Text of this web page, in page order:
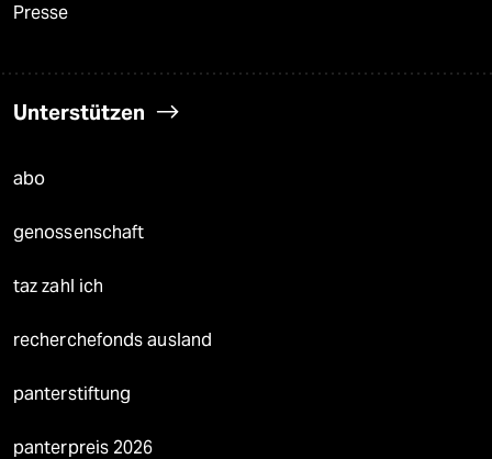
Presse
Unterstützen
abo
genossenschaft
taz zahl ich
recherchefonds ausland
panterstiftung
panterpreis 2026